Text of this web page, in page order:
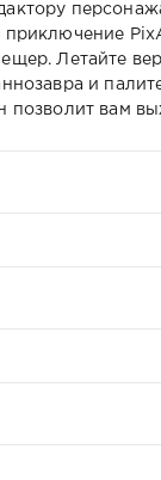
Летайте
и
позволит вам